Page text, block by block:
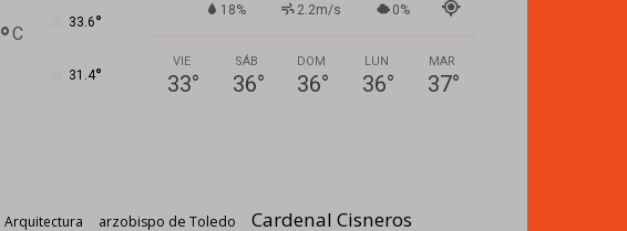
°C
33.6°
31.4°
18% 2.2m/s 0%
VIE
33°
SÁB
36°
DOM
36°
LUN
36°
MAR
37°
Arquitectura arzobispo de Toledo Cardenal Cisneros